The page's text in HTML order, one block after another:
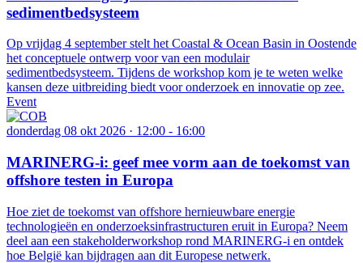
sedimentbedsysteem
Op vrijdag 4 september stelt het Coastal & Ocean Basin in Oostende
het conceptuele ontwerp voor van een modulair
sedimentbedsysteem. Tijdens de workshop kom je te weten welke
kansen deze uitbreiding biedt voor onderzoek en innovatie op zee.
Event
donderdag 08 okt 2026 · 12:00 - 16:00
MARINERG-i: geef mee vorm aan de toekomst van
offshore testen in Europa
Hoe ziet de toekomst van offshore hernieuwbare energie
technologieën en onderzoeksinfrastructuren eruit in Europa? Neem
deel aan een stakeholderworkshop rond MARINERG-i en ontdek
hoe België kan bijdragen aan dit Europese netwerk.